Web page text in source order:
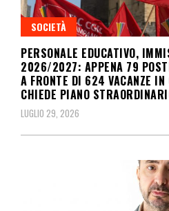
SOCIETÀ
PERSONALE EDUCATIVO,
2026/2027: APPENA 79
A FRONTE DI 624 VACANZE
CHIEDE PIANO
LUGLIO 29, 2026